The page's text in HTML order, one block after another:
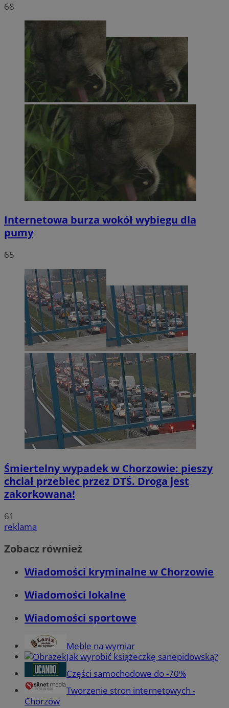
68
Internetowa burza wokół wybiegu dla
pumy
65
Śmiertelny wypadek w Chorzowie: pieszy
chciał przebiec przez DTŚ. Droga jest
zakorkowana!
61
reklama
Zobacz również
Wiadomości kryminalne w Chorzowie
Wiadomości lokalne
Wiadomości sportowe
Meble na wymiar
Jak wyrobić książeczkę sanepidowską?
Części samochodowe do -70%
Tworzenie stron internetowych -
Chorzów